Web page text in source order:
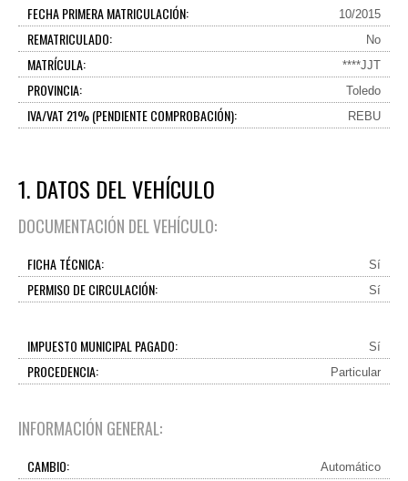
FECHA PRIMERA MATRICULACIÓN: 10/2015
REMATRICULADO: No
MATRÍCULA: ****JJT
PROVINCIA: Toledo
IVA/VAT 21% (PENDIENTE COMPROBACIÓN): REBU
1. DATOS DEL VEHÍCULO
DOCUMENTACIÓN DEL VEHÍCULO:
FICHA TÉCNICA: Sí
PERMISO DE CIRCULACIÓN: Sí
IMPUESTO MUNICIPAL PAGADO: Sí
PROCEDENCIA: Particular
INFORMACIÓN GENERAL:
CAMBIO: Automático